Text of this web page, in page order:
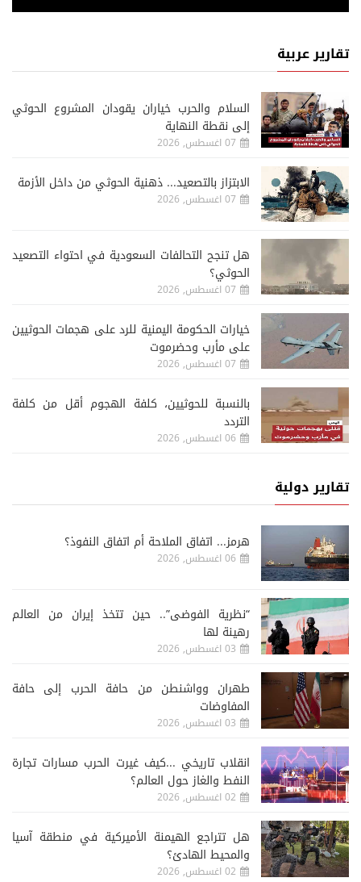
تقارير عربية
السلام والحرب خياران يقودان المشروع الحوثي
إلى نقطة النهاية
07 اغسطس, 2026
الابتزاز بالتصعيد... ذهنية الحوثي من داخل الأزمة
07 اغسطس, 2026
هل تنجح التحالفات السعودية في احتواء التصعيد
الحوثي؟
07 اغسطس, 2026
خيارات الحكومة اليمنية للرد على هجمات الحوثيين
على مأرب وحضرموت
07 اغسطس, 2026
‏بالنسبة للحوثيين، كلفة الهجوم أقل من كلفة
التردد
06 اغسطس, 2026
تقارير دولية
هرمز... اتفاق الملاحة أم اتفاق النفوذ؟
06 اغسطس, 2026
“نظرية الفوضى”.. حين تتخذ إيران من العالم
رهينة لها
03 اغسطس, 2026
طهران وواشنطن من حافة الحرب إلى حافة
المفاوضات
03 اغسطس, 2026
انقلاب تاريخي ...كيف غيرت الحرب مسارات تجارة
النفط والغاز حول العالم؟
02 اغسطس, 2026
هل تتراجع الهيمنة الأميركية في منطقة آسيا
والمحيط الهادئ؟
02 اغسطس, 2026